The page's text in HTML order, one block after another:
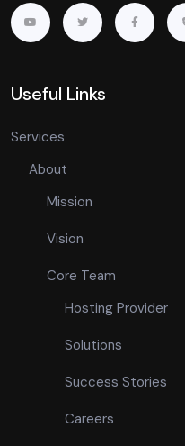
Useful Links
Services
About
Mission
Vision
Core Team
Hosting Provider
Solutions
Success Stories
Careers